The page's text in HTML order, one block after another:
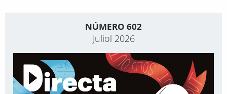
NÚMERO 602
Juliol 2026